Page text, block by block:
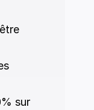
sur